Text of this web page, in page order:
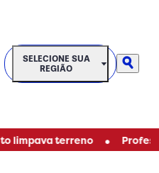
SELECIONE SUA REGIÃO
SELECIONE SUA
REGIÃO
terreno • Professor